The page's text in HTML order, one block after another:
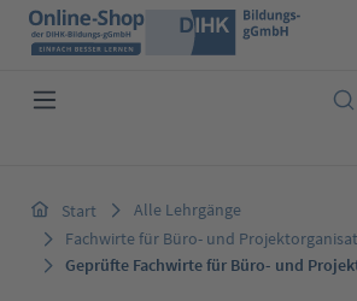
Zum Hauptinhalt springen
Start
Alle Lehrgänge
Fachwirte für Büro- und
Geprüfte Fachwirte für Büro- und